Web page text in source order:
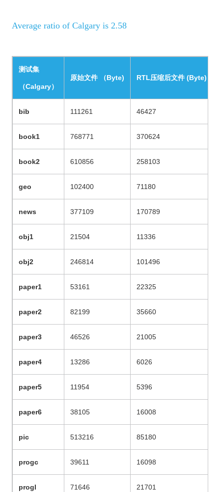
Average ratio of Calgary is 2.58
测试集
（Calgary）
原始文件 （Byte) RTL压缩后文件(Byte)
bib 111261 46427
book1 768771 370624
book2 610856 258103
geo 102400 71180
news 377109 170789
obj1 21504 11336
obj2 246814 101496
paper1 53161 22325
paper2 82199 35660
paper3 46526 21005
paper4 13286 6026
paper5 11954 5396
paper6 38105 16008
pic 513216 85180
progc 39611 16098
progl 71646 21701